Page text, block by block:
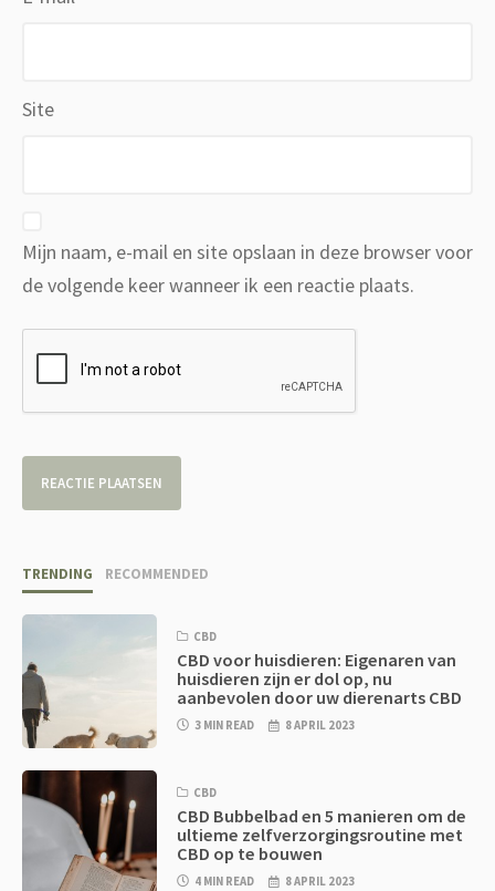
Site
Mijn naam, e-mail en site opslaan in deze browser voor
de volgende keer wanneer ik een reactie plaats.
TRENDING RECOMMENDED
CBD
CBD voor huisdieren: Eigenaren van
huisdieren zijn er dol op, nu
aanbevolen door uw dierenarts CBD
3 MIN READ 8 APRIL 2023
CBD
CBD Bubbelbad en 5 manieren om de
ultieme zelfverzorgingsroutine met
CBD op te bouwen
4 MIN READ 8 APRIL 2023